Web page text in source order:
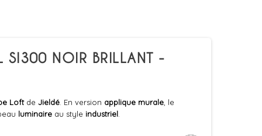
SI300 NOIR BRILLANT -
Loftde Jieldé. En version applique murale, le
luminaireau style industriel.